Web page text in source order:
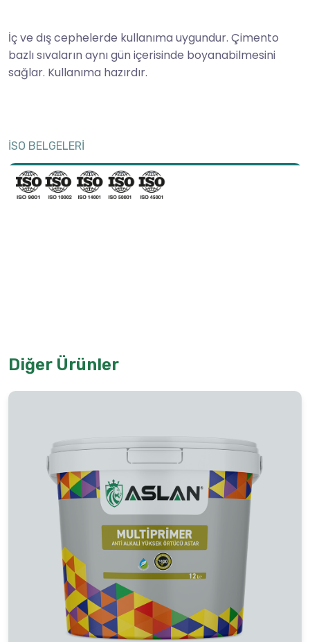
İç ve dış cephelerde kullanıma uygundur. Çimento
bazlı sıvaların aynı gün içerisinde boyanabilmesini
sağlar. Kullanıma hazırdır.
İSO BELGELERİ
Diğer Ürünler